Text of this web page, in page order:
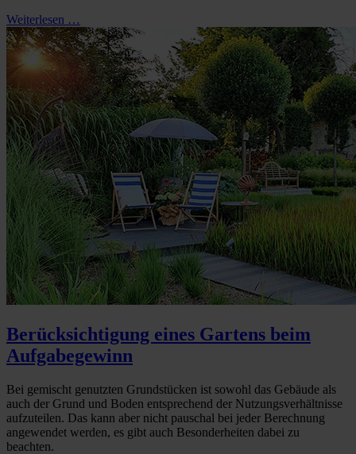
Weiterlesen …
Berücksichtigung eines Gartens beim
Aufgabegewinn
Bei gemischt genutzten Grundstücken ist sowohl das Gebäude als
auch der Grund und Boden entsprechend der Nutzungsverhältnisse
aufzuteilen. Das kann aber nicht pauschal bei jeder Berechnung
angewendet werden, es gibt auch Besonderheiten dabei zu
beachten.